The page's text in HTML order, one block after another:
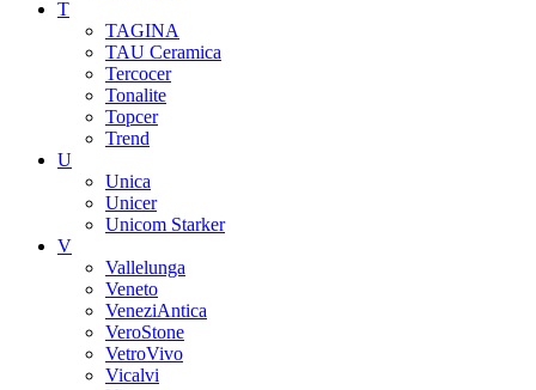
T
TAGINA
TAU Ceramica
Tercocer
Tonalite
Topcer
Trend
U
Unica
Unicer
Unicom Starker
V
Vallelunga
Veneto
VeneziAntica
VeroStone
VetroVivo
Vicalvi